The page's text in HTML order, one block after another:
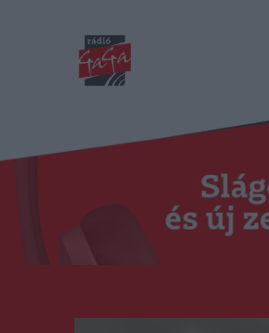
RÁDIÓ GAGA
Műsorok
Duma Duba
Podcast és videók
Stáb